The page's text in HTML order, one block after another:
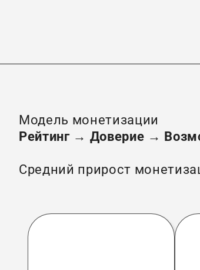
Модель монетизации
Рейтинг → Доверие →
Средний прирост